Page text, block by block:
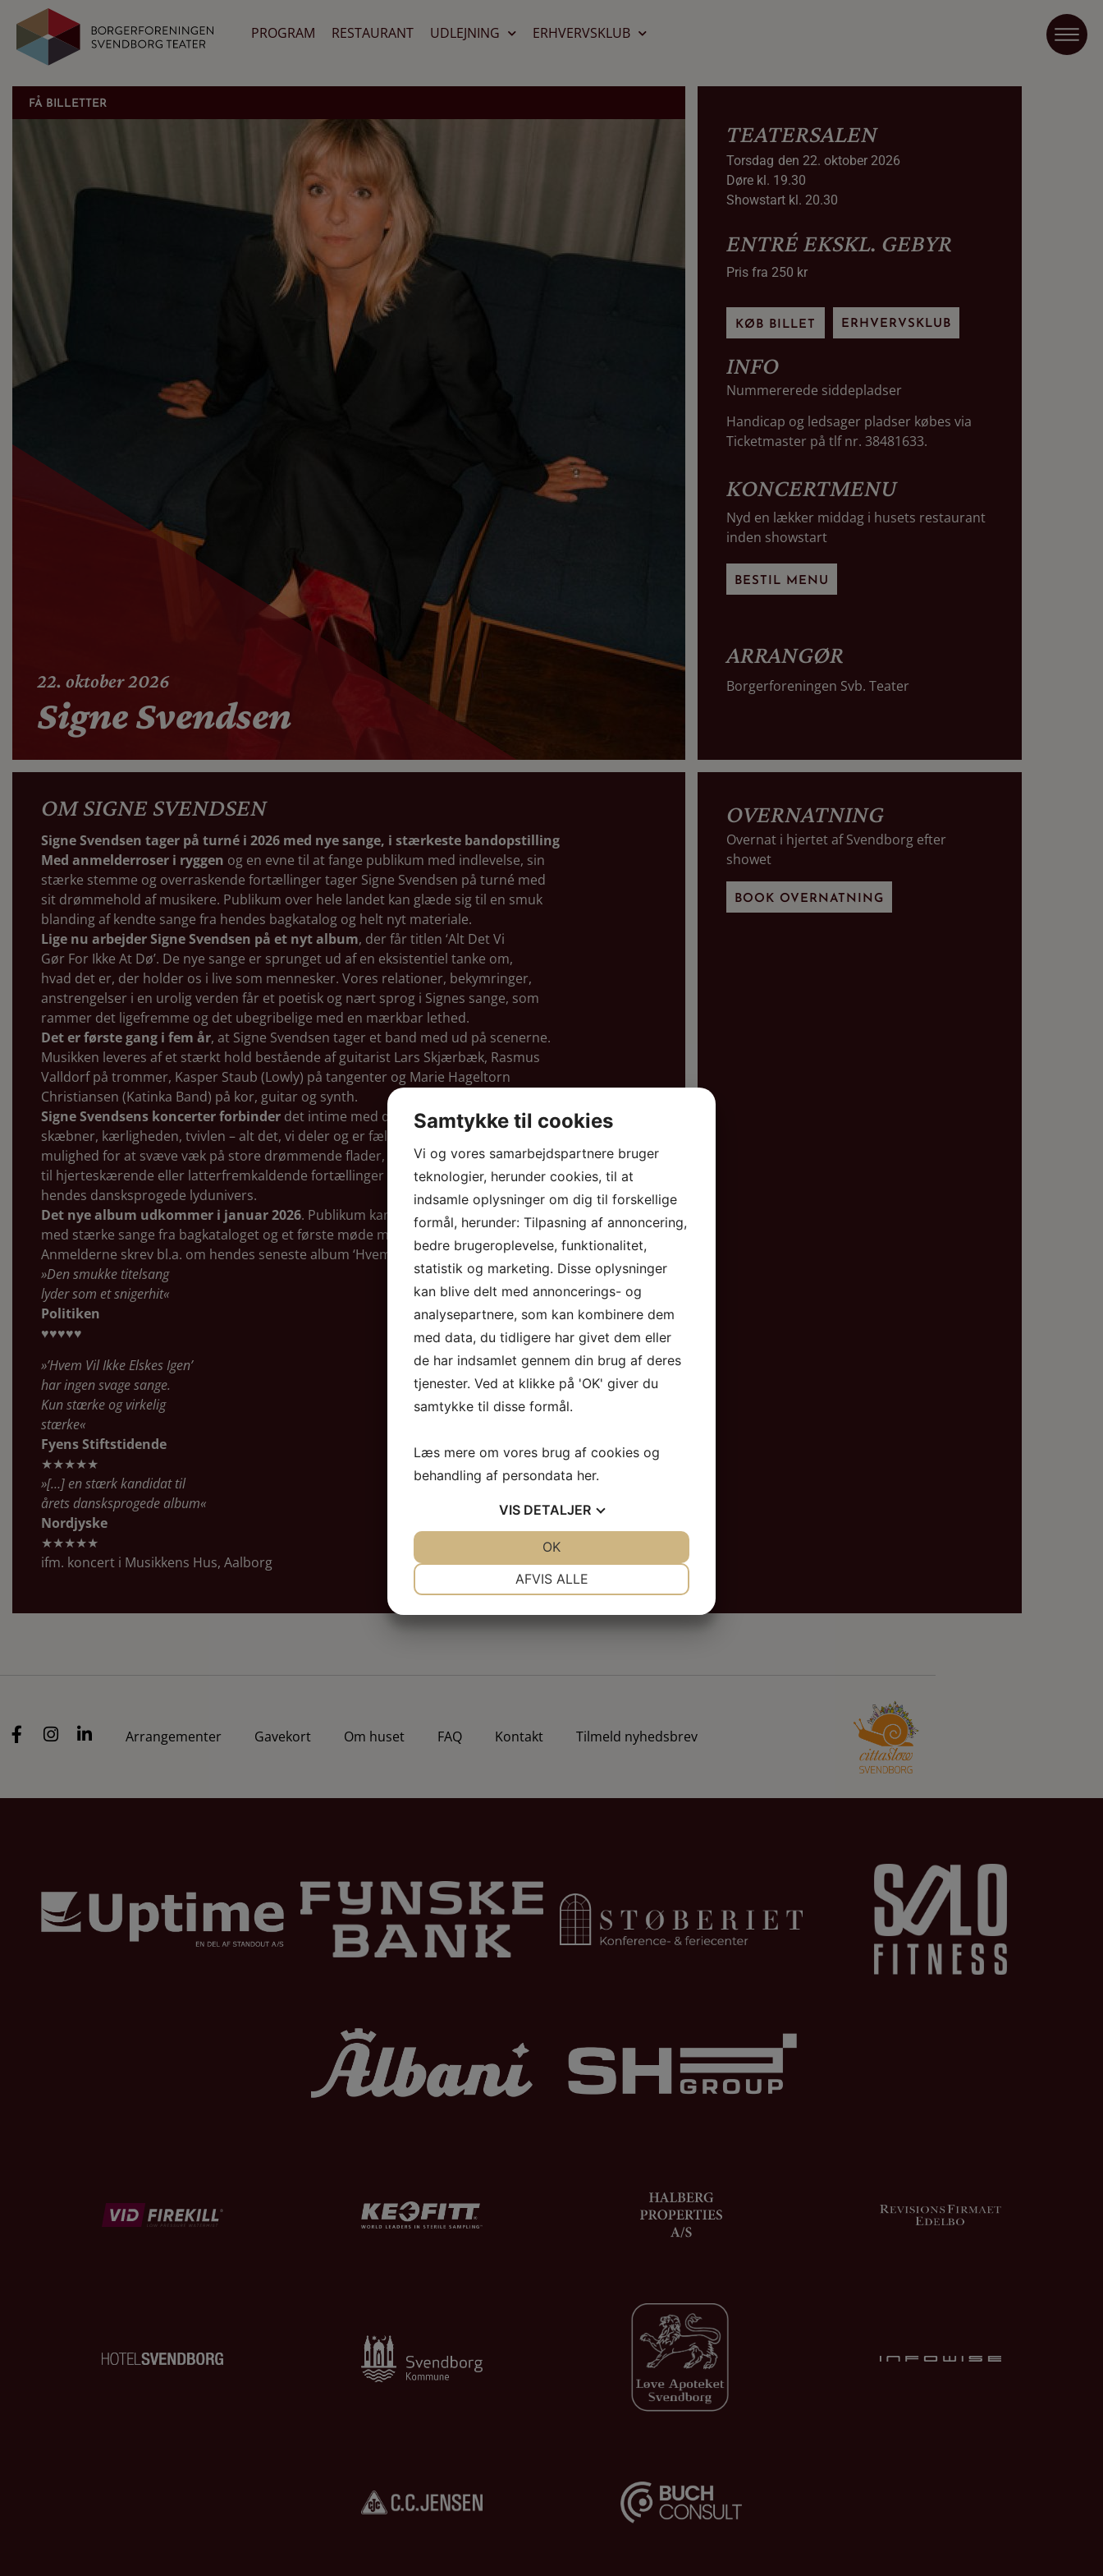
PROGRAM RESTAURANT UDLEJNING ERHVERVSKLUB
22. oktober 2026
Signe Svendsen
FÅ BILLETTER
TEATERSALEN
Torsdag den 22. oktober 2026
Døre kl. 19.30
Showstart kl. 20.30
ENTRÉ EKSKL. GEBYR
Pris fra 250 kr
KØB BILLET ERHVERVSKLUB
INFO
Nummererede siddepladser
Handicap og ledsager pladser købes via
Ticketmaster på tlf nr. 38481633.
KONCERTMENU
Nyd en lækker middag i husets restaurant
inden showstart
BESTIL MENU
ARRANGØR
Borgerforeningen Svb. Teater
OM SIGNE SVENDSEN
Signe Svendsen tager på turné i 2026 med nye sange, i stærkeste bandopstilling
Med anmelderroser i ryggen og en evne til at fange publikum med indlevelse, sin
stærke stemme og overraskende fortællinger tager Signe Svendsen på turné med
sit drømmehold af musikere. Publikum over hele landet kan glæde sig til en smuk
blanding af kendte sange fra hendes bagkatalog og helt nyt materiale.
Lige nu arbejder Signe Svendsen på et nyt album, der får titlen ‘Alt Det Vi
Gør For Ikke At Dø’. De nye sange er sprunget ud af en eksistentiel tanke om,
hvad det er, der holder os i live som mennesker. Vores relationer, bekymringer,
anstrengelser i en urolig verden får et poetisk og nært sprog i Signes sange, som
rammer det ligefremme og det ubegribelige med en mærkbar lethed.
Det er første gang i fem år, at Signe Svendsen tager et band med ud på scenerne.
Musikken leveres af et stærkt hold bestående af guitarist Lars Skjærbæk, Rasmus
Valldorf på trommer, Kasper Staub (Lowly) på tangenter og Marie Hageltorn
Christiansen (Katinka Band) på kor, guitar og synth.
Signe Svendsens koncerter forbinder det intime med det storladne i sange om
skæbner, kærligheden, tvivlen – alt det, vi deler og er fælles om. Der bliver rig
mulighed for at svæve væk på store drømmende flader, sidde helt fremme i sædet
til hjerteskærende eller latterfremkaldende fortællinger og blive tæt omsluttet af
hendes dansksprogede lydunivers.
Det nye album udkommer i januar 2026. Publikum kan derfor se frem til koncerter
med stærke sange fra bagkataloget og et første møde med helt nyt materiale.
Anmelderne skrev bl.a. om hendes seneste album ‘Hvem Vil Ikke Elskes Igen’ (2022):
»Den smukke titelsang
lyder som et snigerhit«
Politiken
♥♥♥♥♥
»’Hvem Vil Ikke Elskes Igen’
har ingen svage sange.
Kun stærke og virkelig
stærke«
Fyens Stiftstidende
★★★★★
»[…] en stærk kandidat til
årets dansksprogede album«
Nordjyske
★★★★★
ifm. koncert i Musikkens Hus, Aalborg
OVERNATNING
Overnat i hjertet af Svendborg efter
showet
BOOK OVERNATNING
Arrangementer Gavekort Om huset FAQ Kontakt Tilmeld nyhedsbrev
Samtykke til cookies
Vi og vores samarbejdspartnere bruger
teknologier, herunder cookies, til at
indsamle oplysninger om dig til forskellige
formål, herunder: Tilpasning af annoncering,
bedre brugeroplevelse, funktionalitet,
statistik og marketing. Disse oplysninger
kan blive delt med annoncerings- og
analysepartnere, som kan kombinere dem
med data, du tidligere har givet dem eller
de har indsamlet gennem din brug af deres
tjenester. Ved at klikke på 'OK' giver du
samtykke til disse formål.
Læs mere om vores brug af cookies og
behandling af persondata her.
VIS DETALJER
AFVIS ALLE
OK